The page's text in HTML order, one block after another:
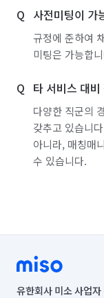
사전미팅이 가
규정에 준하여
미팅은 가능합
타 서비스 대
다양한 직군의
갖추고 있습니
아니라, 매칭매
수 있습니다.
유한회사 미소 사업자